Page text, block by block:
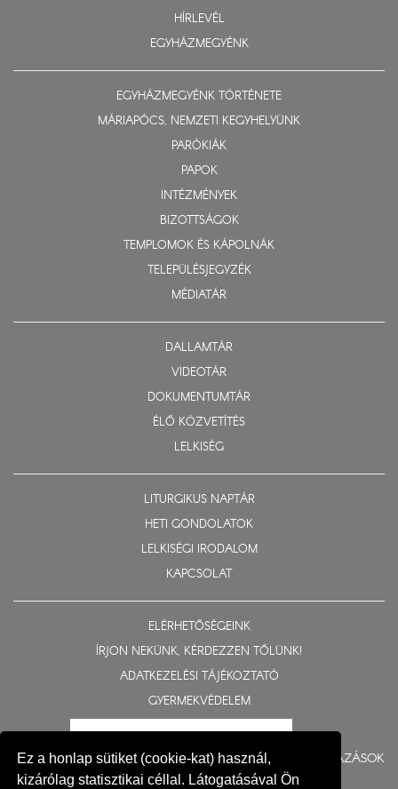
Ez a honlap sütiket (cookie-kat) használ,
kizárólag statisztikai céllal. Látogatásával Ön
HÍRLEVÉL
EGYHÁZMEGYÉNK
EGYHÁZMEGYÉNK TÖRTÉNETE
MÁRIAPÓCS, NEMZETI KEGYHELYÜNK
PARÓKIÁK
PAPOK
INTÉZMÉNYEK
BIZOTTSÁGOK
TEMPLOMOK ÉS KÁPOLNÁK
TELEPÜLÉSJEGYZÉK
MÉDIATÁR
DALLAMTÁR
VIDEOTÁR
DOKUMENTUMTÁR
ÉLŐ KÖZVETÍTÉS
LELKISÉG
LITURGIKUS NAPTÁR
HETI GONDOLATOK
LELKISÉGI IRODALOM
KAPCSOLAT
ELÉRHETŐSÉGEINK
ÍRJON NEKÜNK, KÉRDEZZEN TŐLÜNK!
ADATKEZELÉSI TÁJÉKOZTATÓ
GYERMEKVÉDELEM
BERUHÁZÁSOK